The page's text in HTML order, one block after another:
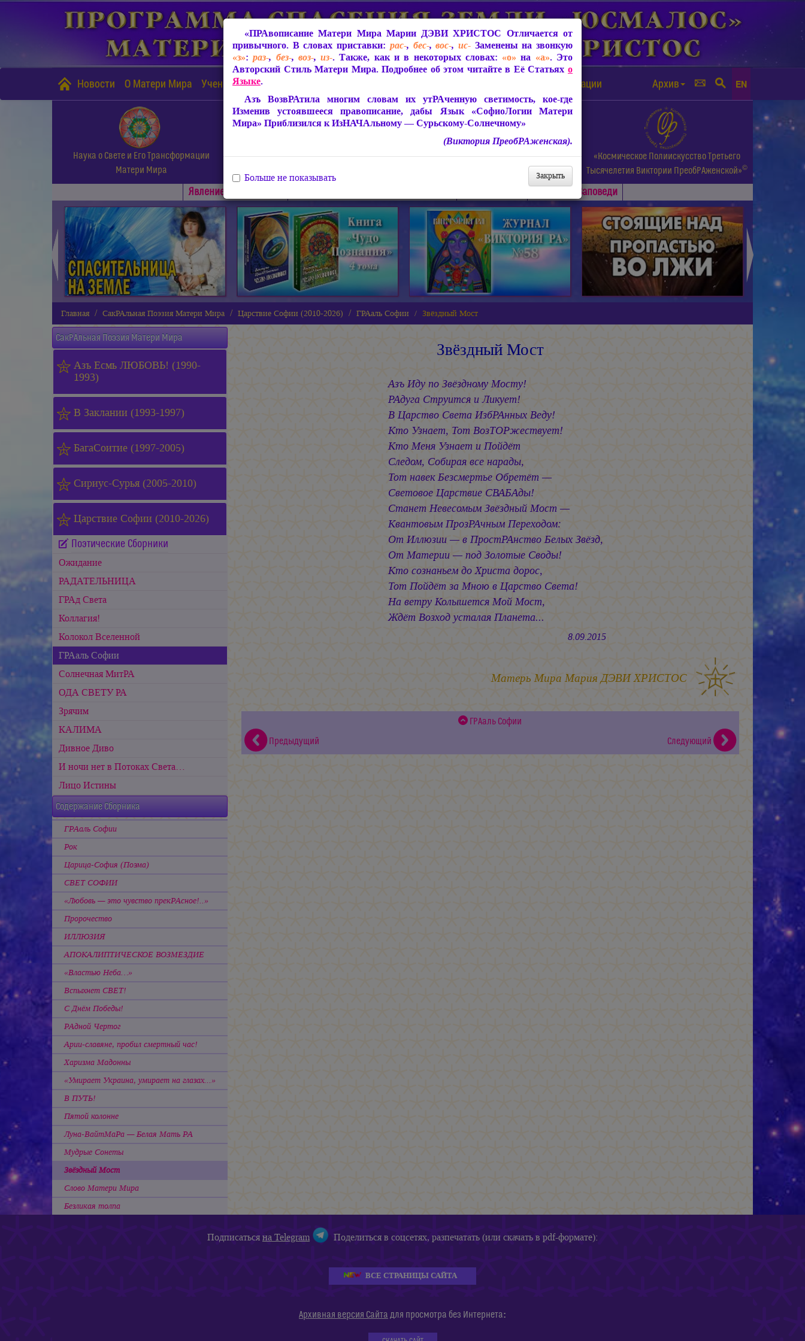
Новости О Матери Мира Учение Матери Мира Защита от чипизации Архив EN
Наука о Свете и Его Трансформации
Матери Мира
СофиоЛогия Матери Мира
Живое Слово Матери Мира.
Статьи, Книги, Видео, Аудио и др.
«Космическое Полиискусство Третьего
Тысячелетия Виктории ПреобРАженской»©
Явлениe Матери Мира Заповеди
◄ ►
Главная СакРАльная Поэзия Матери Мира Царствие Софии (2010-2026) ГРАаль Софии Звёздный Мост
СакРАльная Поэзия Матери Мира
Азъ Есмь ЛЮБОВЬ! (1990-
1993)
В Заклании (1993-1997)
БагаСоитие (1997-2005)
Сириус-Сурья (2005-2010)
Царствие Софии (2010-2026)
Поэтические Сборники
Ожидание
РАДАТЕЛЬНИЦА
ГРАд Света
Коллагия!
Колокол Вселенной
ГРАаль Софии
Cолнечная МитРА
ОДА СВЕТУ РА
Зрячим
КАЛИМА
Дивное Диво
И ночи нет в Потоках Света…
Лицо Истины
Содержание Сборника
ГРАаль Софии
Рок
Царица-София (Поэма)
СВЕТ СОФИИ
«Любовь — это чувство прекРАсное!..»
Пророчество
ИЛЛЮЗИЯ
АПОКАЛИПТИЧЕСКОЕ ВОЗМЕЗДИЕ
«Властью Неба…»
Вспыхнет СВЕТ!
С Днём Победы!
РАдной Чертог
Арии-славяне, пробил смертный час!
Харизма Мадонны
«Умирает Украина, умирает на глазах...»
В ПУТЬ!
Пятой колонне
Луна-ВайтМаРа — Белая Мать РА
Мудрые Сонеты
Звёздный Мост
Слово Матери Мира
Безликая толпа
Звёздный Мост
Азъ Иду по Звёздному Мосту!
РАдуга Струится и Ликует!
В Царство Света ИзбРАнных Веду!
Кто Узнает, Тот ВозТОРжествует!
Кто Меня Узнает и Пойдёт
Следом, Собирая все нарады,
Тот навек Безсмертье Обретёт —
Световое Царствие СВАБАды!
Станет Невесомым Звёздный Мост —
Квантовым ПрозРАчным Переходом:
От Иллюзии — в ПростРАнство Белых Звёзд,
От Материи — под Золотые Своды!
Кто сознаньем до Христа дорос,
Тот Пойдёт за Мною в Царство Света!
На ветру Колышется Мой Мост,
Ждёт Возход усталая Планета...
8.09.2015
Матерь Мира Мария ДЭВИ ХРИСТОС
ГРАаль Софии
Предыдущий
Следующий
«ПРАвописание Матери Мира Марии ДЭВИ ХРИСТОС Отличается от
привычного. В словах приставки: рас-, бес-,вос-, ис-Заменены на звонкую
«з»:раз-, без-, воз-,из-. Также, как и в некоторых словах: «о» на «а». Это
Авторский Стиль Матери Мира. Подробнее об этом читайте в Её Статьях о
Языке.
Азъ ВозвРАтила многим словам их утРАченную светимость, кое-где
Изменив устоявшееся правописание, дабы Язык «СофиоЛогии Матери
Мира» Приблизился к ИзНАЧАльному — Сурьскому-Солнечному»
(Виктория ПреобРАженская).
Закрыть
Больше не показывать
Подписатьсяна Telegram Поделиться в соцсетях, разпечатать (или скачать в pdf-формате):
ВСЕ СТРАНИЦЫ САЙТА
Архивная версия Сайта для просмотра без Интернета: